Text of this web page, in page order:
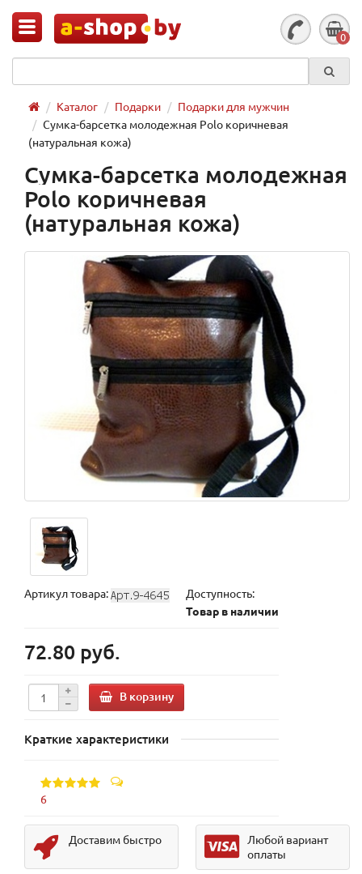
0
Каталог Подарки
Подарки для мужчин
Сумка-барсетка молодежная Polo коричневая
(натуральная кожа)
Сумка-барсетка молодежная
Polo коричневая
(натуральная кожа)
Артикул товара:
Доступность:
Товар в наличии
72.80 руб.
В корзину
Краткие характеристики
6
Доставим быстро
Любой вариант
оплаты